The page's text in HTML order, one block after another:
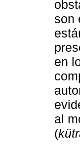
son
en
al
(